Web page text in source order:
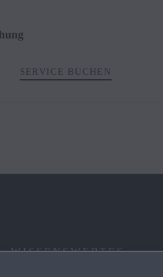
SERVICE BUCHEN
WISSENSWERTES